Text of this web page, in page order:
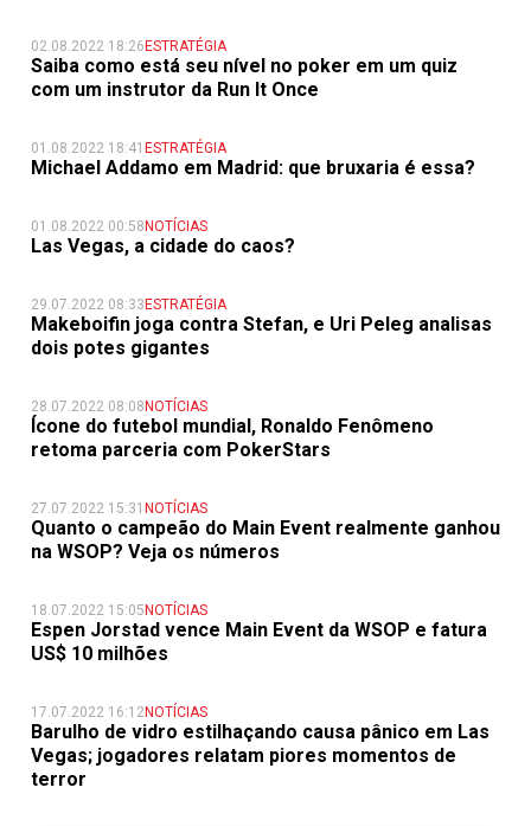
02.08.2022 18:26 ESTRATÉGIA
Saiba como está seu nível no poker em um quiz
com um instrutor da Run It Once
01.08.2022 18:41 ESTRATÉGIA
Michael Addamo em Madrid: que bruxaria é essa?
01.08.2022 00:58 NOTÍCIAS
Las Vegas, a cidade do caos?
29.07.2022 08:33 ESTRATÉGIA
Makeboifin joga contra Stefan, e Uri Peleg analisas
dois potes gigantes
28.07.2022 08:08 NOTÍCIAS
Ícone do futebol mundial, Ronaldo Fenômeno
retoma parceria com PokerStars
27.07.2022 15:31 NOTÍCIAS
Quanto o campeão do Main Event realmente ganhou
na WSOP? Veja os números
18.07.2022 15:05 NOTÍCIAS
Espen Jorstad vence Main Event da WSOP e fatura
US$ 10 milhões
17.07.2022 16:12NOTÍCIAS
Barulho de vidro estilhaçando causa pânico em Las
Vegas; jogadores relatam piores momentos de
terror